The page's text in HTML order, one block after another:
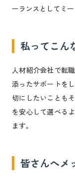
ーランスとしてミ
私ってこん
人材紹介会社で転
添ったサポートを
切にしたいことも
を安心して選べる
ます。
皆さんへメ